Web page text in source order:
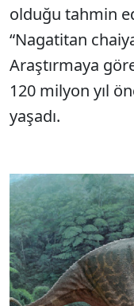
olduğu tahmin
“Nagatitan
Araştırmaya
120 milyon yıl
yaşadı.